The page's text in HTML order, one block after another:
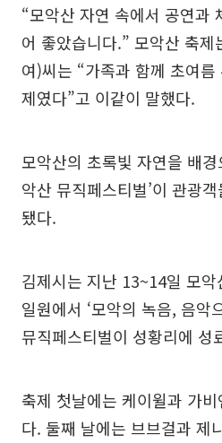
“모악산 자연 속에서 공연과
어 좋았습니다.” 모악산 축제
여)씨는 “가족과 함께 초여
제였다”고 이같이 말했다.
모악산의 초록빛 자연을 배
악산 뮤직페스티벌’이 관광
됐다.
김제시는 지난 13~14일 모
일원에서 ‘모악의 녹음, 음악
뮤직페스티벌이 성황리에 성
축제 첫날에는 케이윌과 가
다. 둘째 날에는 브브걸과 제